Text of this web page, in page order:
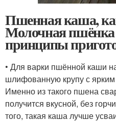
Пшенная каша,
Молочная
принципы
• Для варки пшённой каши
шлифованную крупу с
Именно из такого пшена
получится вкусной, без
того, такая каша лучше